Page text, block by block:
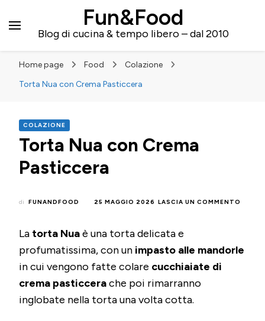
Fun&Food
Blog di cucina & tempo libero – dal 2010
Home page Food
Colazione
Torta Nua con Crema Pasticcera
COLAZIONE
Torta Nua con Crema
Pasticcera
di FUNANDFOOD 25 MAGGIO 2026 LASCIA UN COMMENTO
La torta Nuaè una torta delicata e
profumatissima, con un impasto alle mandorle
in cui vengono fatte colare cucchiaiate di
crema pasticcerache poi rimarranno
inglobate nella torta una volta cotta.